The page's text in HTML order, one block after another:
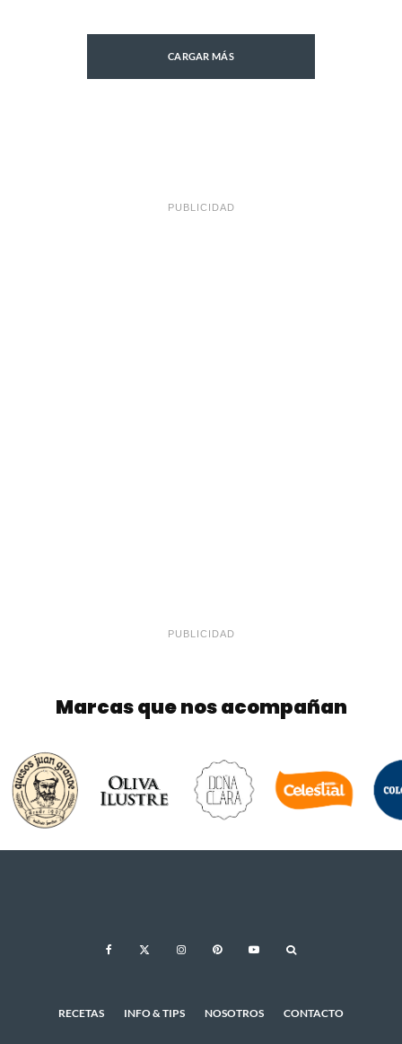
CARGAR MÁS
PUBLICIDAD
PUBLICIDAD
Marcas que nos acompañan
RECETAS INFO & TIPS NOSOTROS CONTACTO